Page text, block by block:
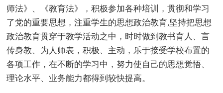
师法》、《教育法》，积极参加各种培训，贯彻和学习
了党的重要思想，注重学生的思想政治教育,坚持把思想
政治教育贯穿于教学活动之中，时时做到教书育人、言
传身教、为人师表，积极、主动，乐于接受学校布置的
各项工作，在不断的学习中，努力使自己的思想觉悟、
理论水平、业务能力都得到较快提高。